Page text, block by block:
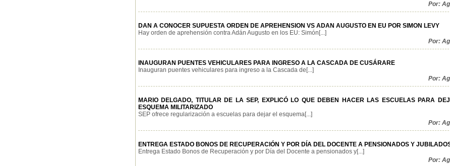
Por:
DAN A CONOCER SUPUESTA ORDEN DE APREHENSION VS ADAN AUGUSTO EN EU POR SIMON LEVY
Hay orden de aprehensión contra Adán Augusto en los EU: Simón[...]
Por:
INAUGURAN PUENTES VEHICULARES PARA INGRESO A LA CASCADA DE CUSÁRARE
Inauguran puentes vehiculares para ingreso a la Cascada de[...]
Por:
MARIO DELGADO, TITULAR DE LA SEP, EXPLICÓ LO QUE DEBEN HACER LAS ESCUELAS PARA
ESQUEMA MILITARIZADO
SEP ofrece regularización a escuelas para dejar el esquema[...]
Por:
ENTREGA ESTADO BONOS DE RECUPERACIÓN Y POR DÍA DEL DOCENTE A PENSIONADOS Y
Entrega Estado Bonos de Recuperación y por Día del Docente a pensionados y[...]
Por: